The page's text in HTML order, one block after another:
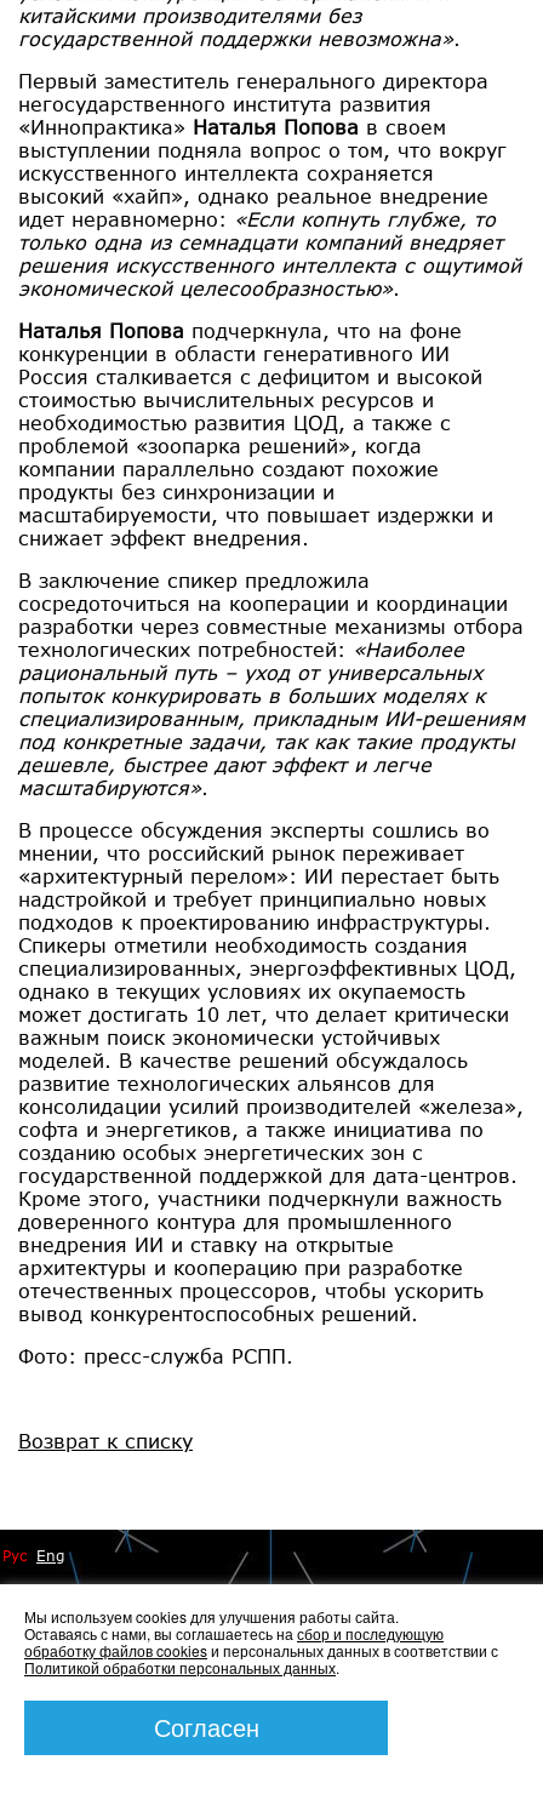
китайскими производителями без
государственной поддержки невозможна».
Первый заместитель генерального директора
негосударственного института развития
«Иннопрактика» Наталья Попова в своем
выступлении подняла вопрос о том, что вокруг
искусственного интеллекта сохраняется
высокий «хайп», однако реальное внедрение
идет неравномерно: «Если копнуть глубже, то
только одна из семнадцати компаний внедряет
решения искусственного интеллекта с ощутимой
экономической целесообразностью».
Наталья Попова подчеркнула, что на фоне
конкуренции в области генеративного ИИ
Россия сталкивается с дефицитом и высокой
стоимостью вычислительных ресурсов и
необходимостью развития ЦОД, а также с
проблемой «зоопарка решений», когда
компании параллельно создают похожие
продукты без синхронизации и
масштабируемости, что повышает издержки и
снижает эффект внедрения.
В заключение спикер предложила
сосредоточиться на кооперации и координации
разработки через совместные механизмы отбора
технологических потребностей: «Наиболее
рациональный путь – уход от универсальных
попыток конкурировать в больших моделях к
специализированным, прикладным ИИ-решениям
под конкретные задачи, так как такие продукты
дешевле, быстрее дают эффект и легче
масштабируются».
В процессе обсуждения эксперты сошлись во
мнении, что российский рынок переживает
«архитектурный перелом»: ИИ перестает быть
надстройкой и требует принципиально новых
подходов к проектированию инфраструктуры.
Спикеры отметили необходимость создания
специализированных, энергоэффективных ЦОД,
однако в текущих условиях их окупаемость
может достигать 10 лет, что делает критически
важным поиск экономически устойчивых
моделей. В качестве решений обсуждалось
развитие технологических альянсов для
консолидации усилий производителей «железа»,
софта и энергетиков, а также инициатива по
созданию особых энергетических зон с
государственной поддержкой для дата-центров.
Кроме этого, участники подчеркнули важность
доверенного контура для промышленного
внедрения ИИ и ставку на открытые
архитектуры и кооперацию при разработке
отечественных процессоров, чтобы ускорить
вывод конкурентоспособных решений.
Фото: пресс-служба РСПП.
Возврат к списку
Рус Eng
© 2014 - 2026 Иннопрактика
Политика по обработке и защите персональных данных
Политика по работе с файлами Cookies
Создание сайта —
Мы используем cookies для улучшения работы сайта.
Оставаясь с нами, вы соглашаетесь на сбор и последующую
обработку файлов cookiesи персональных данных в соответствии с
Политикой обработки персональных данных.
Согласен